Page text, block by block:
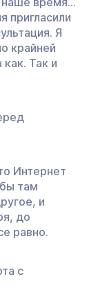
пригласили
Я
крайней
Так и
Интернет
там
и
до
равно.
с